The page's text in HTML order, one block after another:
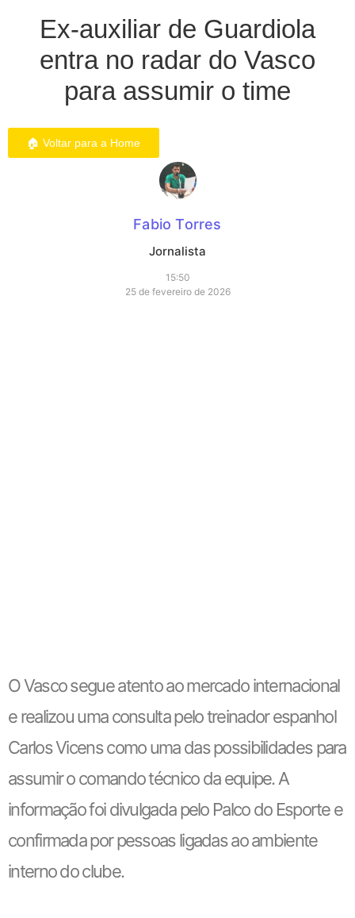
Ex-auxiliar de Guardiola
entra no radar do Vasco
para assumir o time
🏠 Voltar para a Home
Fabio Torres
Jornalista
15:50
25 de fevereiro de 2026
O Vasco segue atento ao mercado internacional
e realizou uma consulta pelo treinador espanhol
Carlos Vicens como uma das possibilidades para
assumir o comando técnico da equipe. A
informação foi divulgada pelo Palco do Esporte e
confirmada por pessoas ligadas ao ambiente
interno do clube.